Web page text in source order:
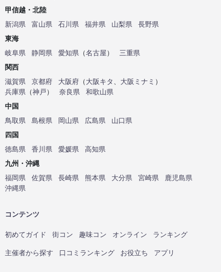
甲信越・北陸
新潟県
富山県 石川県 福井県 山梨県
長野県
東海
岐阜県
静岡県 愛知県 （名古屋）
三重県
関西
滋賀県
京都府 大阪府 （大阪キタ 大阪ミナミ ）
兵庫県 （神戸） 奈良県
和歌山県
中国
鳥取県
島根県 岡山県 広島県
山口県
四国
徳島県
香川県 愛媛県
高知県
九州・沖縄
福岡県
佐賀県 長崎県 熊本県 大分県 宮崎県
鹿児島県
沖縄県
コンテンツ
初めてガイド 街コン 趣味コン オンライン ランキング
主催者から探す 口コミランキング お役立ち アプリ